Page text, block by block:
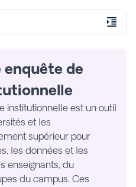
de
institutionnelle est un outil
et les
supérieur pour
les données et les
enseignants, du
du campus. Ces